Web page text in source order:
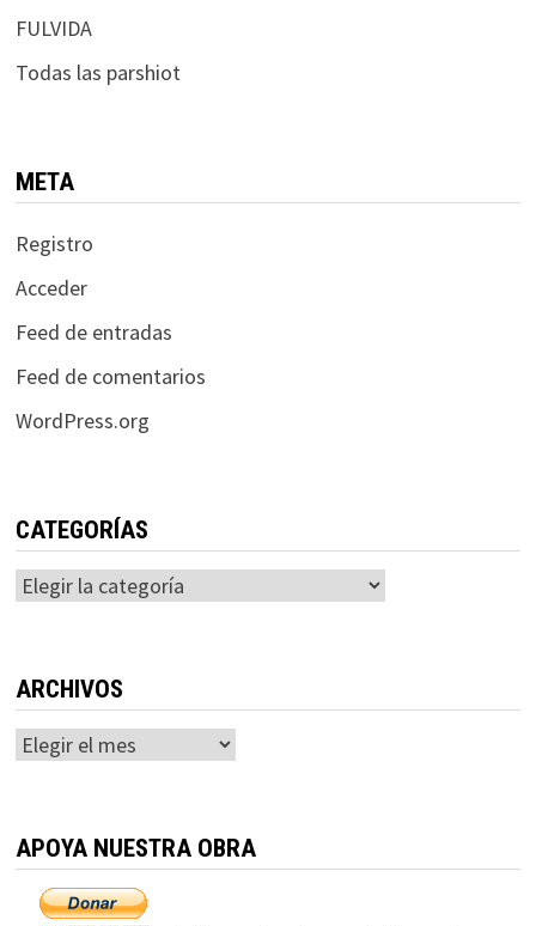
FULVIDA
Todas las parshiot
META
Registro
Acceder
Feed de entradas
Feed de comentarios
WordPress.org
CATEGORÍAS
Categorías
ARCHIVOS
Archivos
APOYA NUESTRA OBRA